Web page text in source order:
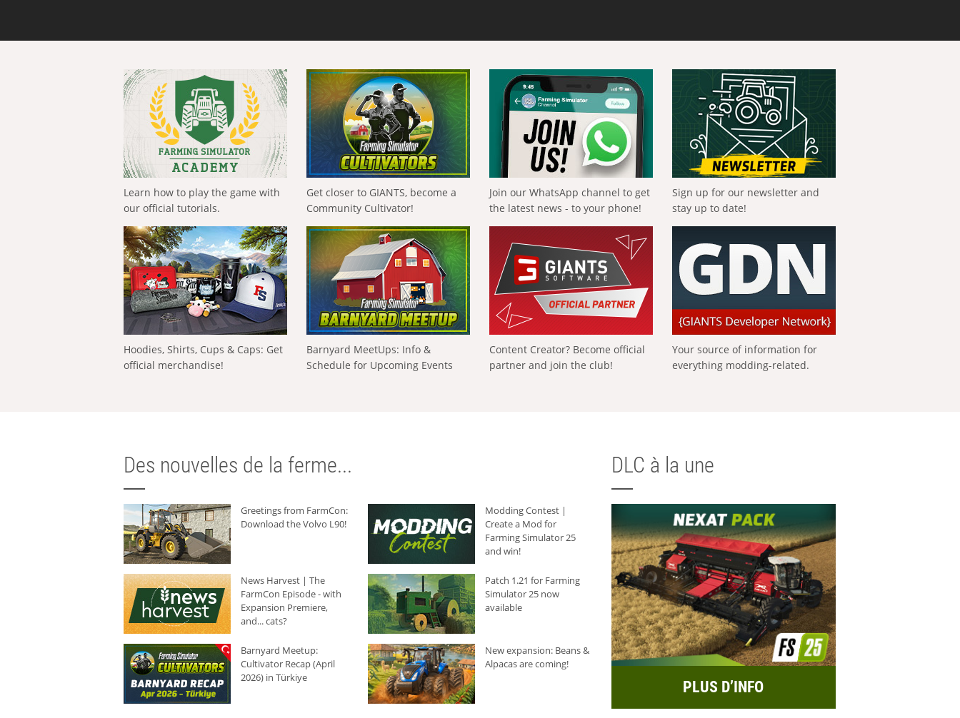
Learn how to play the game with
our official tutorials.
Get closer to GIANTS, become a
Community Cultivator!
Join our WhatsApp channel to get
the latest news - to your phone!
Sign up for our newsletter and
stay up to date!
Hoodies, Shirts, Cups & Caps: Get
official merchandise!
Barnyard MeetUps: Info &
Schedule for Upcoming Events
Content Creator? Become official
partner and join the club!
Your source of information for
everything modding-related.
Des nouvelles de la ferme...
Greetings from FarmCon:
Download the Volvo L90!
Modding Contest |
Create a Mod for
Farming Simulator 25
and win!
News Harvest | The
FarmCon Episode - with
Expansion Premiere,
and... cats?
Patch 1.21 for Farming
Simulator 25 now
available
Barnyard Meetup:
Cultivator Recap (April
2026) in Türkiye
New expansion: Beans &
Alpacas are coming!
DLC à la une
PLUS D’INFO